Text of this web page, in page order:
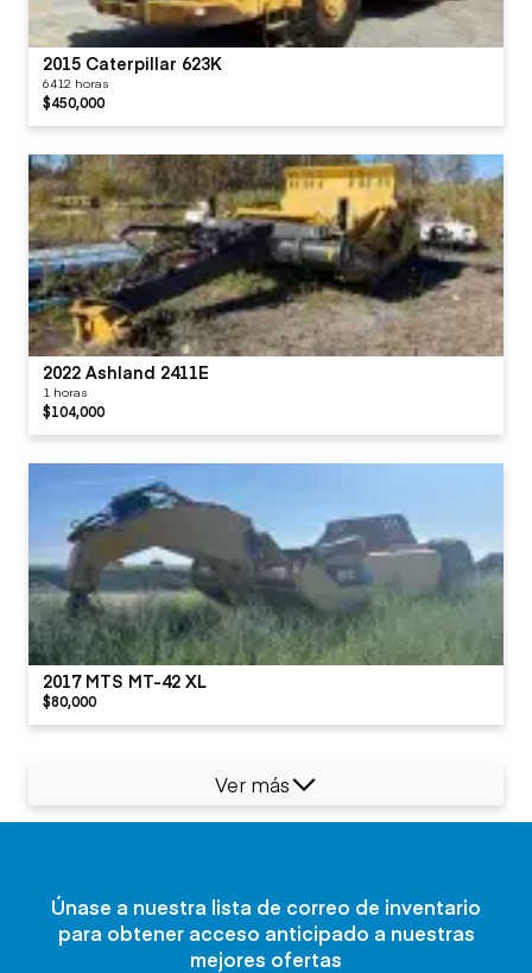
2015 Caterpillar 623K
6412 horas
$450,000
2022 Ashland 2411E
1 horas
$104,000
2017 MTS MT-42 XL
$80,000
Ver más
Únase a nuestra lista de correo de inventario
para obtener acceso anticipado a nuestras
mejores ofertas